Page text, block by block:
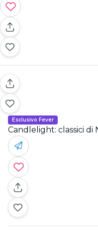
Esclusivo Fever
Candlelight: classici di